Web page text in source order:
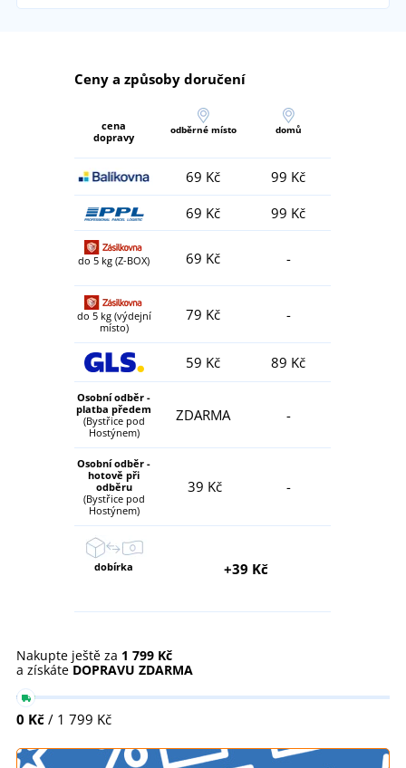
Ceny a způsoby doručení
cena
dopravy
odběrné místo domů
69 Kč
99 Kč
69 Kč
99 Kč
do 5 kg (Z-BOX) 69 Kč -
do 5 kg (výdejní
místo)
79 Kč -
59 Kč 89 Kč
Osobní odběr -
platba předem
(Bystřice pod
Hostýnem)
ZDARMA -
Osobní odběr -
hotově při
odběru
(Bystřice pod
Hostýnem)
39 Kč -
dobírka +39 Kč
Nakupte ještě za 1 799 Kč
a získáte DOPRAVU ZDARMA
0 Kč / 1 799 Kč